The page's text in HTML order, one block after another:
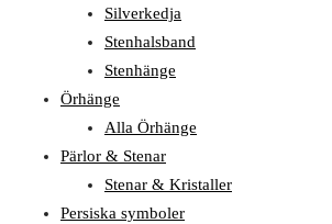
Silverkedja
Stenhalsband
Stenhänge
Örhänge
Alla Örhänge
Pärlor & Stenar
Stenar & Kristaller
Persiska symboler